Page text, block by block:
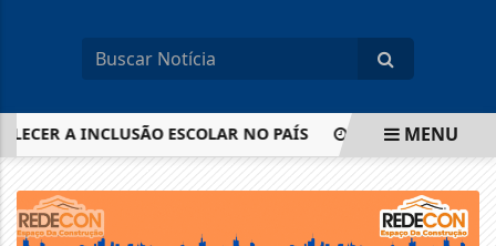
A INCLUSÃO ESCOLAR NO PAÍS IBGE INICIA COLETA
MENU